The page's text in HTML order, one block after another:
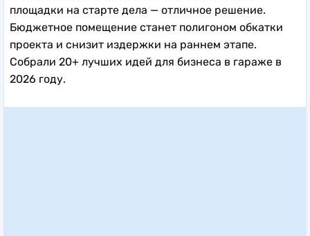
площадки на старте дела — отличное решение.
Бюджетное помещение станет полигоном обкатки
проекта и снизит издержки на раннем этапе.
Собрали 20+ лучших идей для бизнеса в гараже в
2026 году.